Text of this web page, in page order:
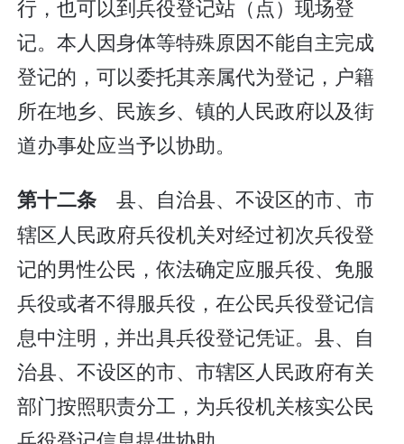
行，也可以到兵役登记站（点）现场登
记。本人因身体等特殊原因不能自主完成
登记的，可以委托其亲属代为登记，户籍
所在地乡、民族乡、镇的人民政府以及街
道办事处应当予以协助。
第十二条 县、自治县、不设区的市、市
辖区人民政府兵役机关对经过初次兵役登
记的男性公民，依法确定应服兵役、免服
兵役或者不得服兵役，在公民兵役登记信
息中注明，并出具兵役登记凭证。县、自
治县、不设区的市、市辖区人民政府有关
部门按照职责分工，为兵役机关核实公民